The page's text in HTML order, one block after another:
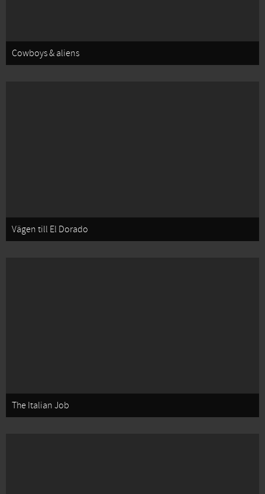
Cowboys & aliens
Vägen till El Dorado
The Italian Job